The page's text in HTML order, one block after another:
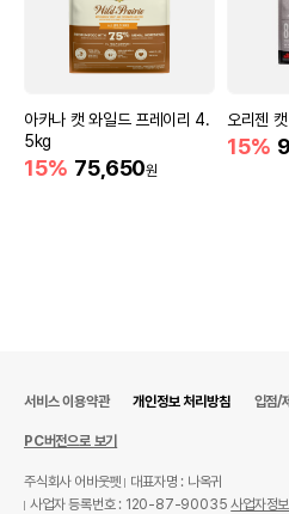
아카나 캣 와일드 프레이리 4.
5kg
15% 75,650원
오리젠
15%
서비스 이용약관 개인정보 처리방침 입점/
PC버전으로 보기
주식회사 어바웃펫
대표자명 : 나옥귀
사업자 등록번호 : 120-87-90035사업자정